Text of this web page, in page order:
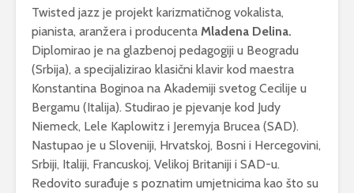
Twisted jazz je projekt karizmatičnog vokalista,
pianista, aranžera i producenta Mladena Delina.
Diplomirao je na glazbenoj pedagogiji u Beogradu
(Srbija), a specijalizirao klasični klavir kod maestra
Konstantina Boginoa na Akademiji svetog Cecilije u
Bergamu (Italija). Studirao je pjevanje kod Judy
Niemeck, Lele Kaplowitz i Jeremyja Brucea (SAD).
Nastupao je u Sloveniji, Hrvatskoj, Bosni i Hercegovini,
Srbiji, Italiji, Francuskoj, Velikoj Britaniji i SAD-u.
Redovito surađuje s poznatim umjetnicima kao što su